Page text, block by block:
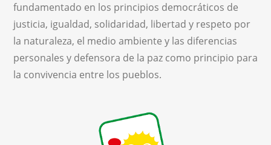
fundamentado en los principios democráticos de
justicia, igualdad, solidaridad, libertad y respeto por
la naturaleza, el medio ambiente y las diferencias
personales y defensora de la paz como principio para
la convivencia entre los pueblos.